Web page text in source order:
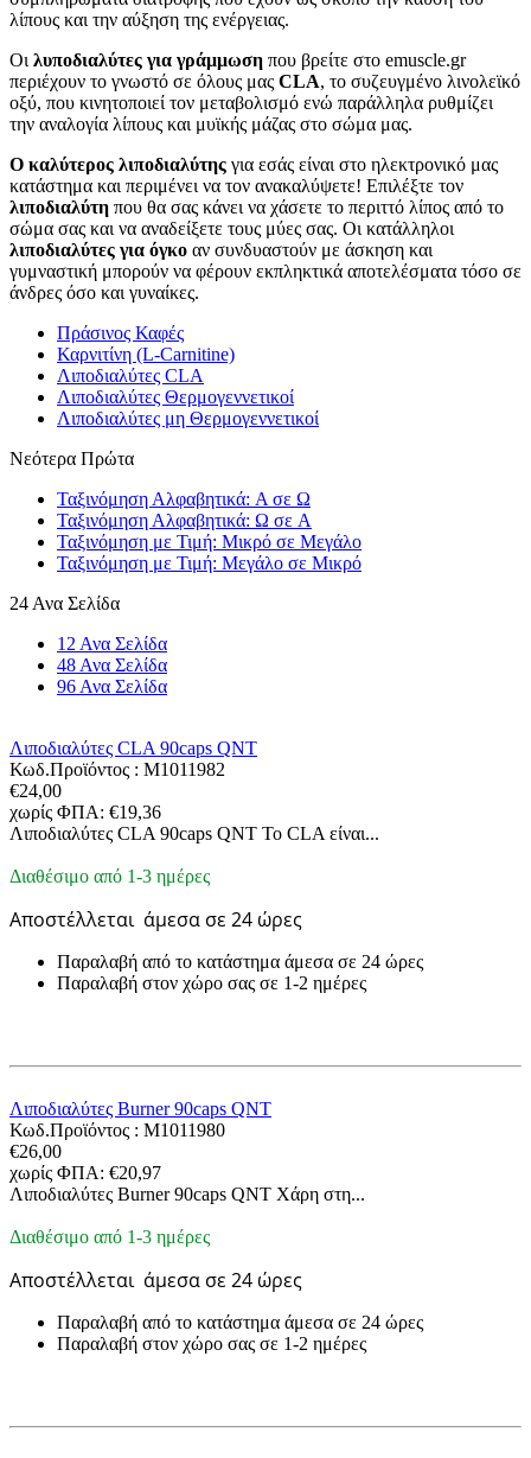
λίπους και την αύξηση της ενέργειας.
Οι λυποδιαλύτες για γράμμωση που βρείτε στο emuscle.gr
περιέχουν το γνωστό σε όλους μας CLA, το συζευγμένο λινολεϊκό
οξύ, που κινητοποιεί τον μεταβολισμό ενώ παράλληλα ρυθμίζει
την αναλογία λίπους και μυϊκής μάζας στο σώμα μας.
Ο καλύτερος λιποδιαλύτης για εσάς είναι στο ηλεκτρονικό μας
κατάστημα και περιμένει να τον ανακαλύψετε! Επιλέξτε τον
λιποδιαλύτη που θα σας κάνει να χάσετε το περιττό λίπος από το
σώμα σας και να αναδείξετε τους μύες σας. Οι κατάλληλοι
λιποδιαλύτες για όγκο αν συνδυαστούν με άσκηση και
γυμναστική μπορούν να φέρουν εκπληκτικά αποτελέσματα τόσο σε
άνδρες όσο και γυναίκες.
Πράσινος Καφές
Καρνιτίνη (L-Carnitine)
Λιποδιαλύτες CLA
Λιποδιαλύτες Θερμογεννετικοί
Λιποδιαλύτες μη Θερμογεννετικοί
Νεότερα Πρώτα
Ταξινόμηση Αλφαβητικά: A σε Ω
Ταξινόμηση Αλφαβητικά: Ω σε A
Ταξινόμηση με Τιμή: Μικρό σε Μεγάλο
Ταξινόμηση με Τιμή: Μεγάλο σε Μικρό
24 Ανα Σελίδα
12 Ανα Σελίδα
48 Ανα Σελίδα
96 Ανα Σελίδα
Λιποδιαλύτες CLA 90caps QNT
Κωδ.Προϊόντος : M1011982
€24,00
χωρίς ΦΠΑ: €19,36
Λιποδιαλύτες CLA 90caps QNT Το CLA είναι...
Διαθέσιμο από 1-3 ημέρες
Αποστέλλεται άμεσα σε 24 ώρες
Παραλαβή από το κατάστημα άμεσα σε 24 ώρες
Παραλαβή στον χώρο σας σε 1-2 ημέρες
Λιποδιαλύτες Burner 90caps QNT
Κωδ.Προϊόντος : M1011980
€26,00
χωρίς ΦΠΑ: €20,97
Λιποδιαλύτες Burner 90caps QNT Χάρη στη...
Διαθέσιμο από 1-3 ημέρες
Αποστέλλεται άμεσα σε 24 ώρες
Παραλαβή από το κατάστημα άμεσα σε 24 ώρες
Παραλαβή στον χώρο σας σε 1-2 ημέρες